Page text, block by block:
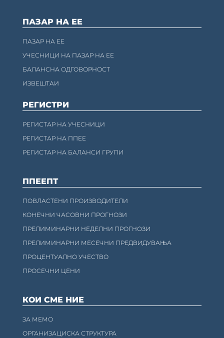
ПАЗАР НА ЕЕ
ПАЗАР НА ЕЕ
УЧЕСНИЦИ НА ПАЗАР НА ЕЕ
БАЛАНСНА ОДГОВОРНОСТ
ИЗВЕШТАИ
РЕГИСТРИ
РЕГИСТАР НА УЧЕСНИЦИ
РЕГИСТАР НА ППЕЕ
РЕГИСТАР НА БАЛАНСИ ГРУПИ
ППЕЕПТ
ПОВЛАСТЕНИ ПРОИЗВОДИТЕЛИ
КОНЕЧНИ ЧАСОВНИ ПРОГНОЗИ
ПРЕЛИМИНАРНИ НЕДЕЛНИ ПРОГНОЗИ
ПРЕЛИМИНАРНИ МЕСЕЧНИ ПРЕДВИДУВАЊА
ПРОЦЕНТУАЛНО УЧЕСТВО
ПРОСЕЧНИ ЦЕНИ
КОИ СМЕ НИЕ
ЗА МЕМО
ОРГАНИЗАЦИСКА СТРУКТУРА